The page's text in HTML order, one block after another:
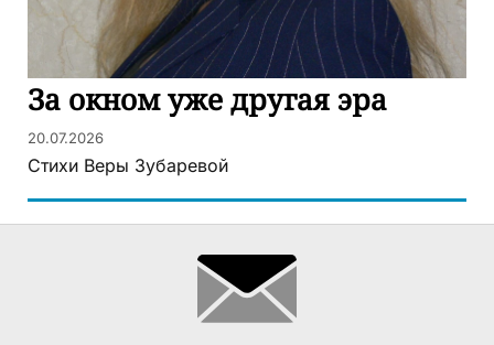
За окном уже другая эра
20.07.2026
Стихи Веры Зубаревой